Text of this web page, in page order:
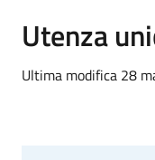
Utenza
Ultima modifica 28